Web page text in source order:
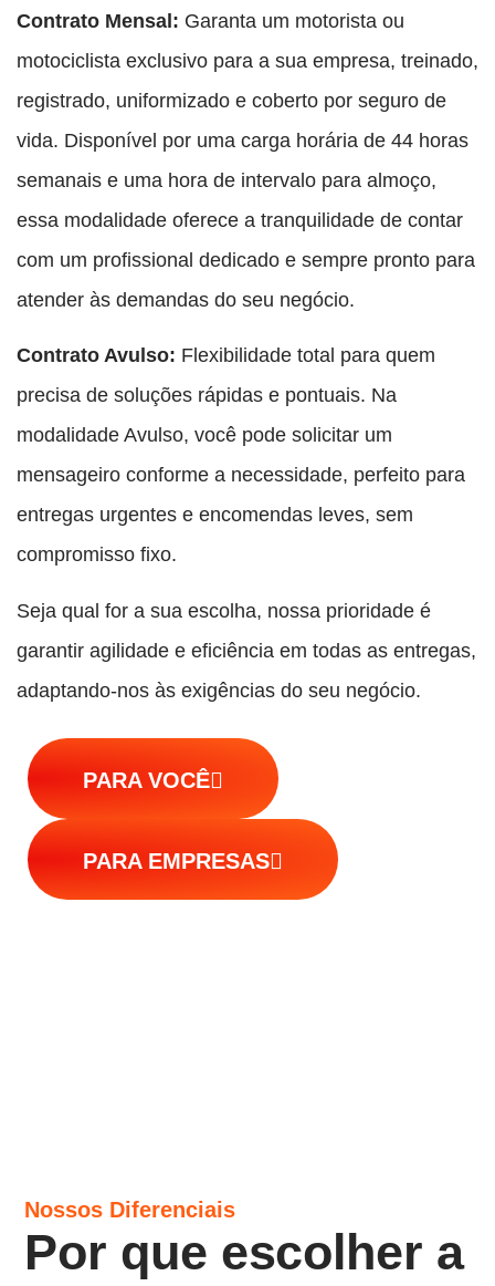
Contrato Mensal: Garanta um motorista ou
motociclista exclusivo para a sua empresa, treinado,
registrado, uniformizado e coberto por seguro de
vida. Disponível por uma carga horária de 44 horas
semanais e uma hora de intervalo para almoço,
essa modalidade oferece a tranquilidade de contar
com um profissional dedicado e sempre pronto para
atender às demandas do seu negócio.
Contrato Avulso: Flexibilidade total para quem
precisa de soluções rápidas e pontuais. Na
modalidade Avulso, você pode solicitar um
mensageiro conforme a necessidade, perfeito para
entregas urgentes e encomendas leves, sem
compromisso fixo.
Seja qual for a sua escolha, nossa prioridade é
garantir agilidade e eficiência em todas as entregas,
adaptando-nos às exigências do seu negócio.
PARA VOCÊ
PARA EMPRESAS
Nossos Diferenciais
Por que escolher a